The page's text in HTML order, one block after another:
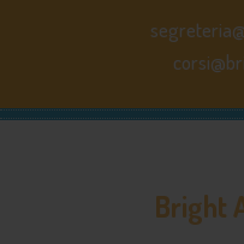
Bright